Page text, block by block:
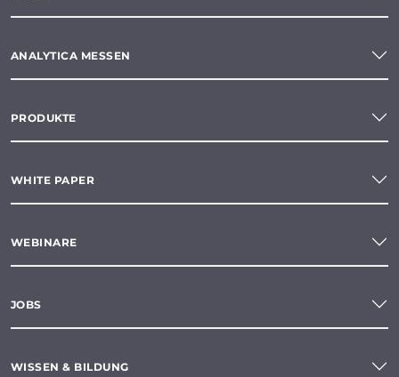
ANALYTICA MESSEN
PRODUKTE
WHITE PAPER
WEBINARE
JOBS
WISSEN & BILDUNG